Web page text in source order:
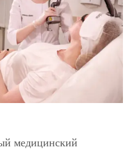
медицинский